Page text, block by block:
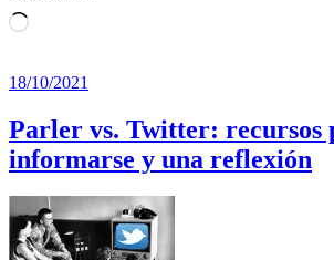
Cargando...
18/10/2021
Parler vs. Twitter: recursos
informarse y una reflexión